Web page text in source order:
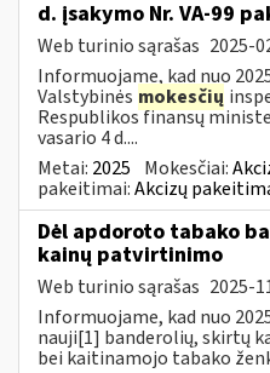
d. įsakymo Nr. VA-99
Web turinio sąrašas 2025-
Informuojame, kad nuo
Valstybinės mokesčių
Respublikos finansų
vasario 4 d....
Metai: 2025 Mokesčiai:
pakeitimai:Akcizų
Dėl apdoroto tabako
kainų patvirtinimo
Web turinio sąrašas 2025-
Informuojame, kad nuo
nauji[1] banderolių, skirtų
bei kaitinamojo tabako